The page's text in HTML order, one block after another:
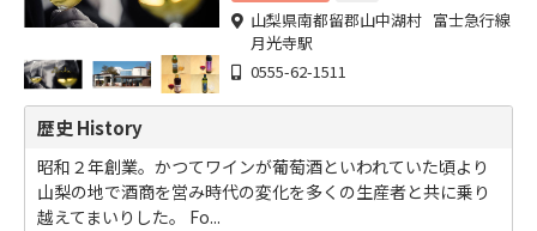
山梨県南都留郡山中湖村 富士急行線
月光寺駅
0555-62-1511
歴史 History
昭和２年創業。かつてワインが葡萄酒といわれていた頃より
山梨の地で酒商を営み時代の変化を多くの生産者と共に乗り
越えてまいりした。 Fo...